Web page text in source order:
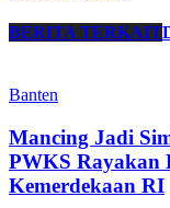
BERITA TERKAIT
Banten
Mancing Jadi
PWKS Rayakan
Kemerdekaan RI